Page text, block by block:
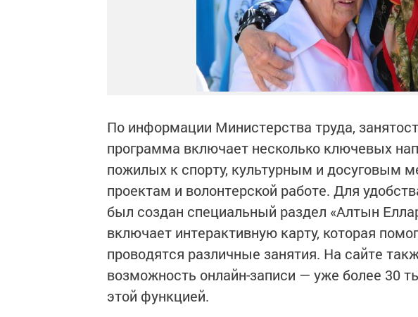
По информации Министерства труда,
программа включает несколько ключевых
пожилых к спорту, культурным и досуговым
проектам и волонтерской работе. Для
был создан специальный раздел «Алтын
включает интерактивную карту, которая
проводятся различные занятия. На сайте
возможность онлайн-записи — уже более 30
этой функцией.